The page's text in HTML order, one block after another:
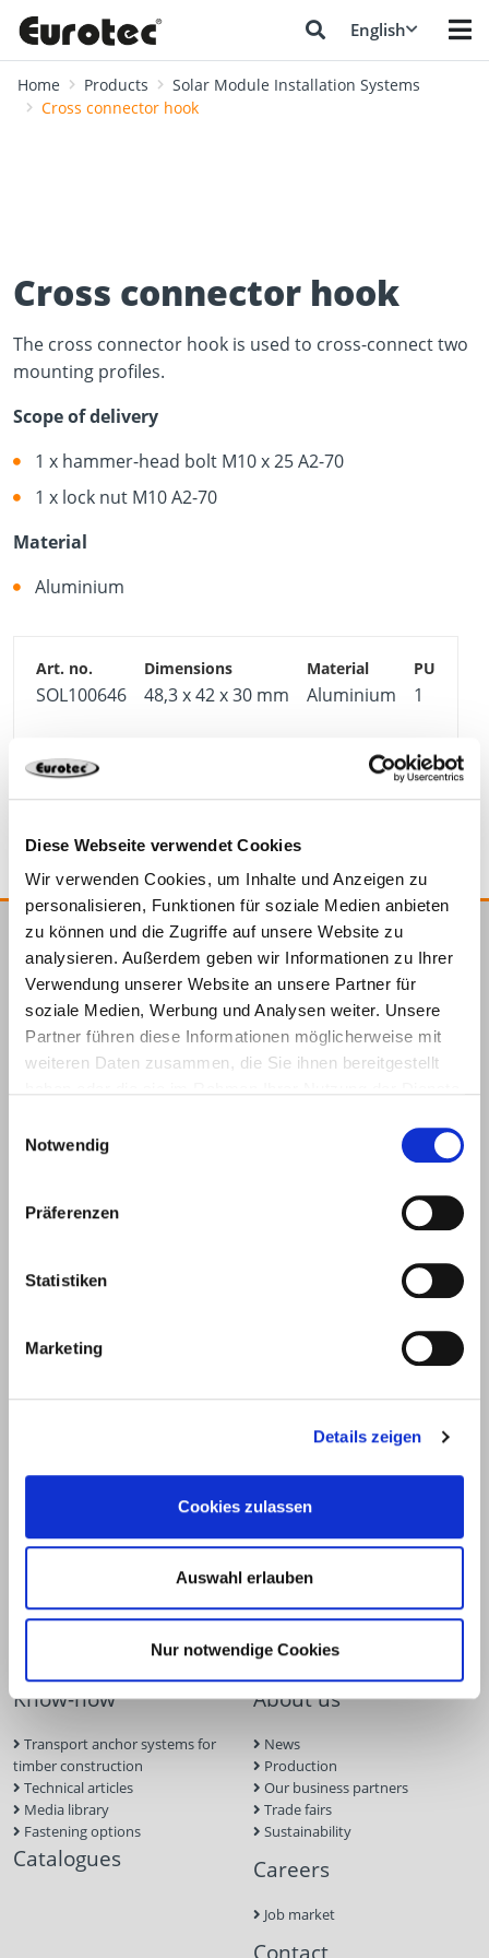
Diese Webseite verwendet Cookies
Wir verwenden Cookies, um Inhalte und Anzeigen zu
personalisieren, Funktionen für soziale Medien anbieten
zu können und die Zugriffe auf unsere Website zu
analysieren. Außerdem geben wir Informationen zu Ihrer
Verwendung unserer Website an unsere Partner für
soziale Medien, Werbung und Analysen weiter. Unsere
Partner führen diese Informationen möglicherweise mit
weiteren Daten zusammen, die Sie ihnen bereitgestellt
Notwendig
Präferenzen
Statistiken
Marketing
Details zeigen
Cookies zulassen
Auswahl erlauben
Nur notwendige Cookies
English
Home Products
Solar Module Installation Systems
Cross connector hook
Cross connector hook
The cross connector hook is used to cross-connect two
mounting profiles.
Scope of delivery
1 x hammer-head bolt M10 x 25 A2-70
1 x lock nut M10 A2-70
Material
Aluminium
SOL100646 48,3 x 42 x 30 mm Aluminium 1
4064827335291
E.u.r.o.Tec GmbH
Unter
dem
Hofe 5
58099
Hagen
+49 2331
6245-0
+49 2331
6245-200
info@eurotec.team
Products
Deck construction and
Tools and aids
Concrete and masonry anchors
Systems
Deck software
Façade planner
Approvals
Inquiry form
Screw Finder
Know-how
Transport anchor systems for
timber construction
Technical articles
Media library
Fastening options
Catalogues
About us
News
Production
Our business partners
Trade fairs
Sustainability
Careers
Job market
Contact